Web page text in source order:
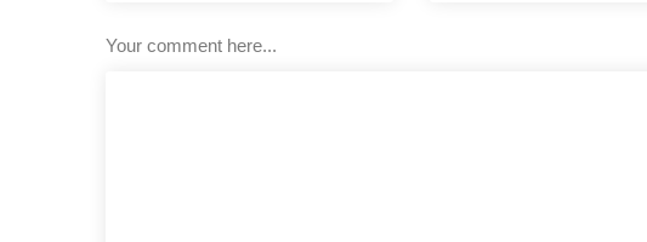
Your comment here...